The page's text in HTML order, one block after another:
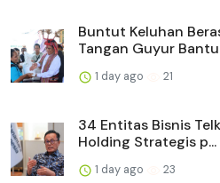
Buntut Keluhan
Tangan Guyur
1 day ago 21
34 Entitas Bisnis
Holding Strategis p...
1 day ago 23